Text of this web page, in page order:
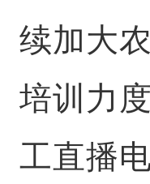
续加大
培训力
工直播